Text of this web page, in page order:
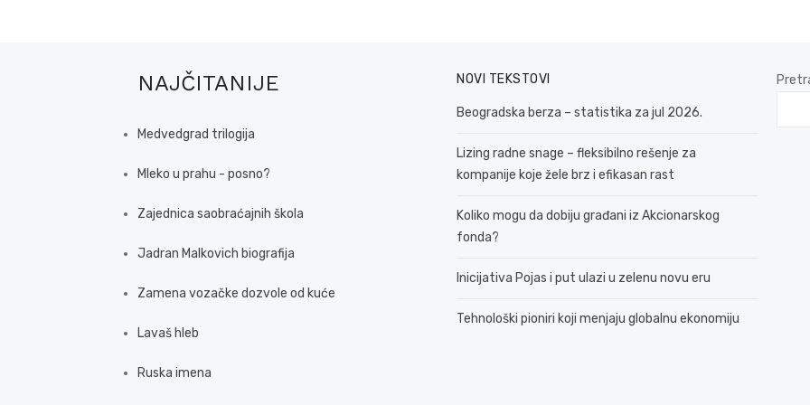
NAJČITANIJE
Medvedgrad trilogija
Mleko u prahu - posno?
Zajednica saobraćajnih škola
Jadran Malkovich biografija
Zamena vozačke dozvole od kuće
Lavaš hleb
Ruska imena
NOVI TEKSTOVI
Beogradska berza – statistika za jul 2026.
Lizing radne snage – fleksibilno rešenje za
kompanije koje žele brz i efikasan rast
Koliko mogu da dobiju građani iz Akcionarskog
fonda?
Inicijativa Pojas i put ulazi u zelenu novu eru
Tehnološki pioniri koji menjaju globalnu ekonomiju